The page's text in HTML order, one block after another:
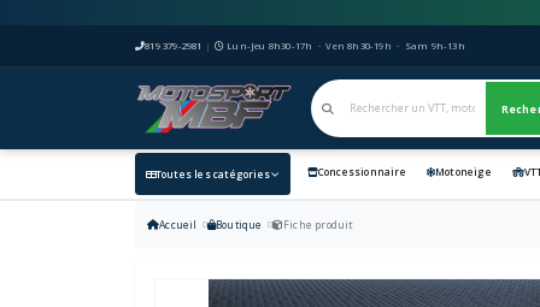
819 379-2981 | Lun-Jeu 8h30-17h · Ven 8h30-19h · Sam 9h-13h
Toutes les catégories Concessionnaire Motoneige
Accueil Boutique Fiche produit